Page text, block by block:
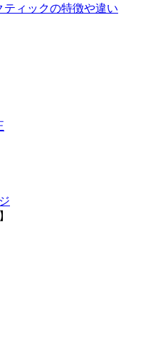
ィックの特徴や違い